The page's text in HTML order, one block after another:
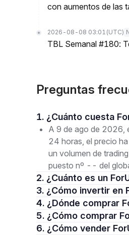
con aumentos de las
2026-08-08 03:01 (UTC)
TBL Semanal #180:
Preguntas
1. ¿Cuánto cuesta
A 9 de ago de 2026,
24 horas, el precio
un volumen de
puesto nº -- del
2. ¿Cuánto es un
3. ¿Cómo invertir en
4. ¿Dónde comprar
5. ¿Cómo comprar
6. ¿Cómo vender